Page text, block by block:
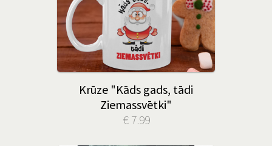
Krūze "Kāds gads, tādi
Ziemassvētki"
€ 7.99